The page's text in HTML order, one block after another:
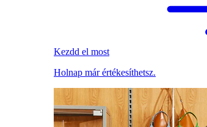
Kezdd el most
Holnap már értékesíthetsz.